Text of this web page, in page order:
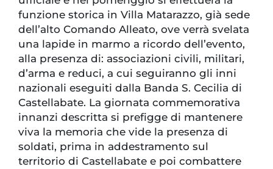
funzione storica in Villa Matarazzo, già sede
dell’alto Comando Alleato, ove verrà svelata
una lapide in marmo a ricordo dell’evento,
alla presenza di: associazioni civili, militari,
d’arma e reduci, a cui seguiranno gli inni
nazionali eseguiti dalla Banda S. Cecilia di
Castellabate. La giornata commemorativa
innanzi descritta si prefigge di mantenere
viva la memoria che vide la presenza di
soldati, prima in addestramento sul
territorio di Castellabate e poi combattere